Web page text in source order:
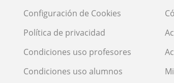
Configuración de Cookies
Política de privacidad
Condiciones uso profesores
Condiciones uso alumnos